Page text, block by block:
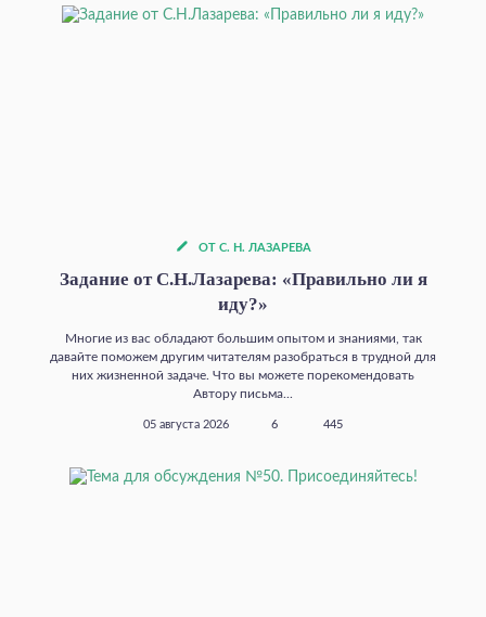
ОТ С. Н. ЛАЗАРЕВА
Задание от С.Н.Лазарева: «Правильно ли я
иду?»
Многие из вас обладают большим опытом и знаниями, так
давайте поможем другим читателям разобраться в трудной для
них жизненной задаче. Что вы можете порекомендовать
Автору письма...
05 августа 2026 6 445